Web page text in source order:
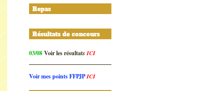
Repas
Résultats de concours
03/08 Voir les résultats ICI
Voir mes points FFPJPICI